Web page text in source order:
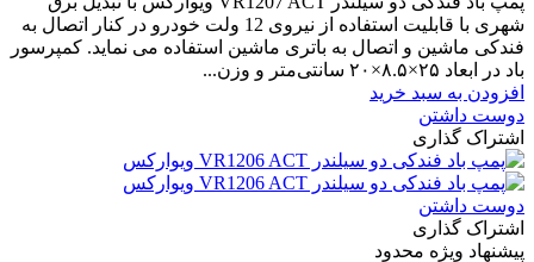
شهری با قابلیت استفاده از نیروی 12 ولت خودرو در کنار اتصال به
فندکی ماشین و اتصال به باتری ماشین استفاده می نماید. کمپرسور
باد در ابعاد ۲۵×۸.۵×۲۰ سانتی‌متر و وزن...
افزودن به سبد خرید
دوست داشتن
اشتراک گذاری
دوست داشتن
اشتراک گذاری
پیشنهاد ویژه محدود